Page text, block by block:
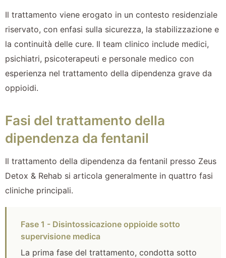
Il trattamento viene erogato in un contesto residenziale
riservato, con enfasi sulla sicurezza, la stabilizzazione e
la continuità delle cure. Il team clinico include medici,
psichiatri, psicoterapeuti e personale medico con
esperienza nel trattamento della dipendenza grave da
oppioidi.
Fasi del trattamento della
dipendenza da fentanil
Il trattamento della dipendenza da fentanil presso Zeus
Detox & Rehab si articola generalmente in quattro fasi
cliniche principali.
Fase 1 - Disintossicazione oppioide sotto
supervisione medica
La prima fase del trattamento, condotta sotto